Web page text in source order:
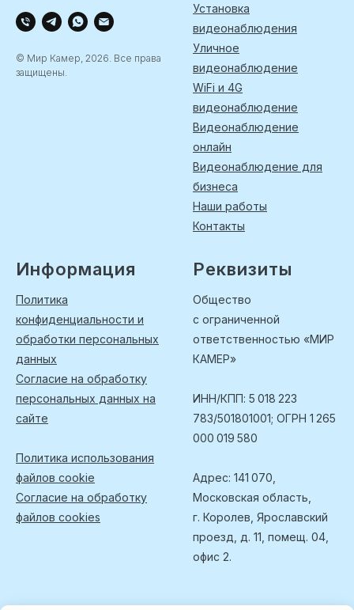
© Мир Камер, 2026. Все права
защищены.
Установка
видеонаблюдения
Уличное
видеонаблюдение
WiFi и 4G
видеонаблюдение
Видеонаблюдение
онлайн
Видеонаблюдение для
бизнеса
Наши работы
Контакты
Информация
Политика
конфиденциальности и
обработки персональных
данных
Согласие на обработку
персональных данных на
сайте
Политика использования
файлов cookie
Согласие на обработку
файлов cookies
Реквизиты
Общество
с ограниченной
ответственностью «МИР
КАМЕР»
ИНН/КПП: 5 018 223
783/501801001; ОГРН 1 265
000 019 580
Адрес: 141 070,
Московская область,
г. Королев, Ярославский
проезд, д. 11, помещ. 04,
офис 2.